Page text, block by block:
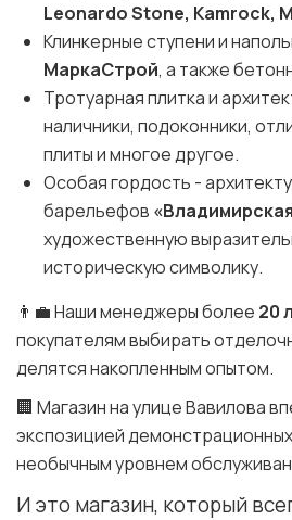
Leonardo Stone, Kamrock,
Клинкерные ступени и
МаркаСтрой, а также
Тротуарная плитка и
наличники, подоконники,
плиты и многое другое.
Особая гордость -
барельефов
художественную
историческую символику.
👨‍💼 Наши менеджеры более 20
покупателям выбирать
делятся накопленным опытом.
🏢 Магазин на улице Вавилова
экспозицией
необычным уровнем
И это магазин, который